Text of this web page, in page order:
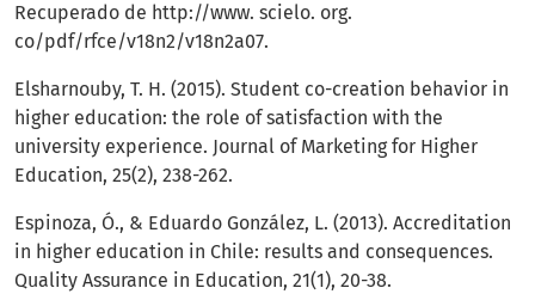
Recuperado de http://www. scielo. org.
co/pdf/rfce/v18n2/v18n2a07.
Elsharnouby, T. H. (2015). Student co-creation behavior in
higher education: the role of satisfaction with the
university experience. Journal of Marketing for Higher
Education, 25(2), 238-262.
Espinoza, Ó., & Eduardo González, L. (2013). Accreditation
in higher education in Chile: results and consequences.
Quality Assurance in Education, 21(1), 20-38.